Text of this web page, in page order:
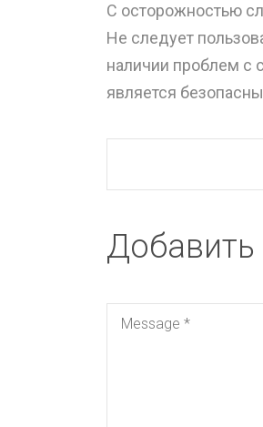
С осторожностью
Не следует
наличии проблем с
является